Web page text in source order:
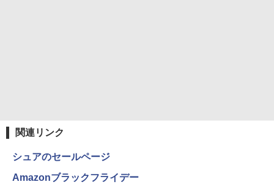
関連リンク
シュアのセールページ
Amazonブラックフライデー